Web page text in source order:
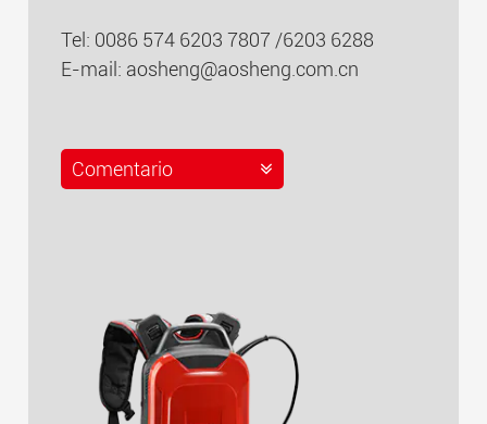
Tel: 0086 574 6203 7807 /6203 6288
E-mail: aosheng@aosheng.com.cn
Comentario